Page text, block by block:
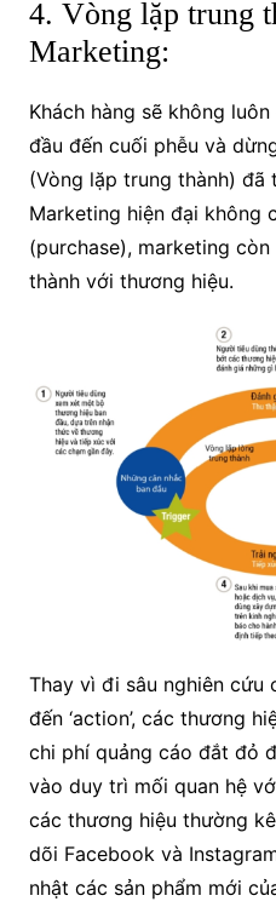
4. Vòng lặp trung
Marketing:
Khách hàng sẽ không
đầu đến cuối phễu và
(Vòng lặp trung thành) đã
Marketing hiện đại không
(purchase), marketing
thành với thương hiệu.
Thay vì đi sâu nghiên cứu
đến ‘action’, các thương
chi phí quảng cáo đắt đỏ
vào duy trì mối quan hệ
các thương hiệu thường
dõi Facebook và
nhật các sản phẩm mới